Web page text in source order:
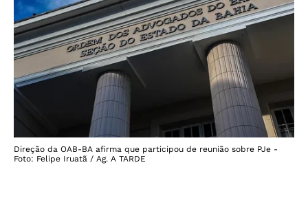
Direção da OAB-BA afirma que participou de reunião sobre PJe -
Foto: Felipe Iruatã / Ag. A TARDE